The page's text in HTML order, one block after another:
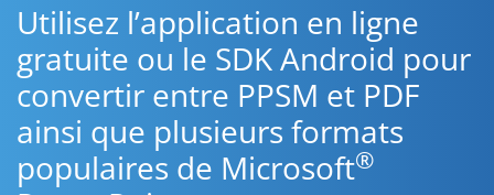
Utilisez l’application en ligne
gratuite ou le SDK Android pour
convertir entre PPSM et PDF
ainsi que plusieurs formats
populaires de Microsoft®